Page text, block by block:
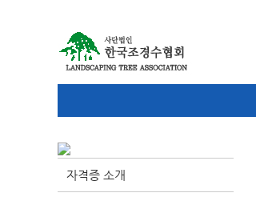
자격증 소개